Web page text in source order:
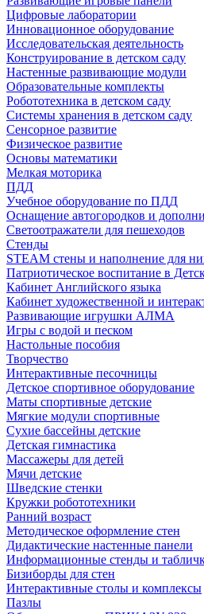
Цифровые лаборатории
Инновационное оборудование
Исследовательская деятельность
Конструирование в детском саду
Настенные развивающие модули
Образовательные комплекты
Робототехника в детском саду
Системы хранения в детском саду
Сенсорное развитие
Физическое развитие
Основы математики
Мелкая моторика
ПДД
Учебное оборудование по ПДД
Оснащение автогородков и
Светоотражатели для пешеходов
Стенды
STEAM стены и наполнение для
Патриотическое воспитание в
Кабинет Английского языка
Кабинет художественной и
Развивающие игрушки АЛМА
Игры с водой и песком
Настольные пособия
Творчество
Интерактивные песочницы
Детское спортивное оборудование
Маты спортивные детские
Мягкие модули спортивные
Сухие бассейны детские
Детская гимнастика
Массажеры для детей
Мячи детские
Шведские стенки
Кружки робототехники
Ранний возраст
Методическое оформление стен
Дидактические настенные панели
Информационные стенды и
Бизиборды для стен
Интерактивные столы и комплексы
Пазлы